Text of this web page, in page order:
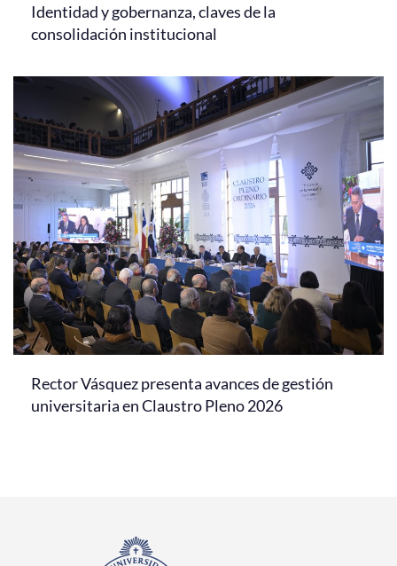
Identidad y gobernanza, claves de la
consolidación institucional
Rector Vásquez presenta avances de gestión
universitaria en Claustro Pleno 2026